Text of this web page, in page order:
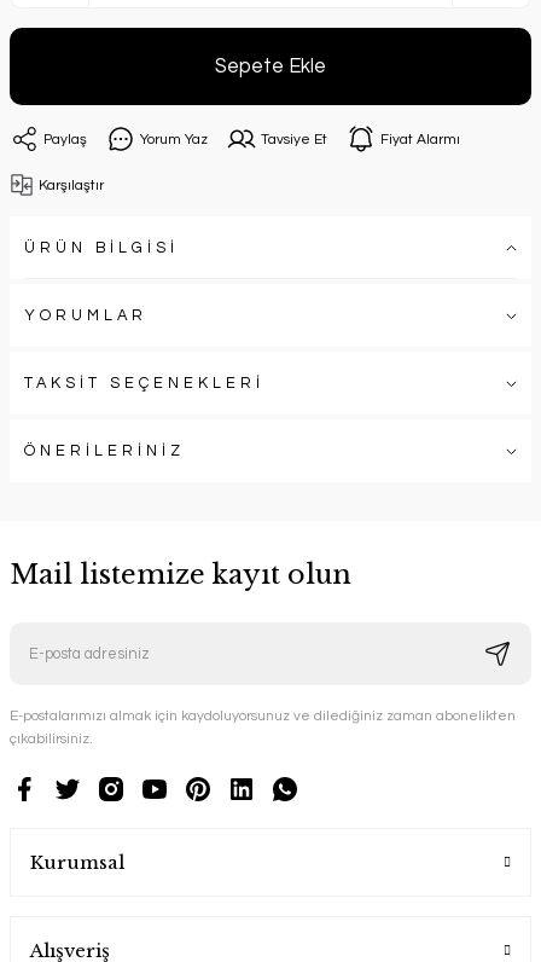
Sepete Ekle
Paylaş Yorum Yaz Tavsiye Et Fiyat Alarmı
Karşılaştır
ÜRÜN BİLGİSİ
YORUMLAR
TAKSİT SEÇENEKLERİ
ÖNERİLERİNİZ
Mail listemize kayıt olun
E-postalarımızı almak için kaydoluyorsunuz ve dilediğiniz zaman abonelikten
çıkabilirsiniz.
Kurumsal
Alışveriş